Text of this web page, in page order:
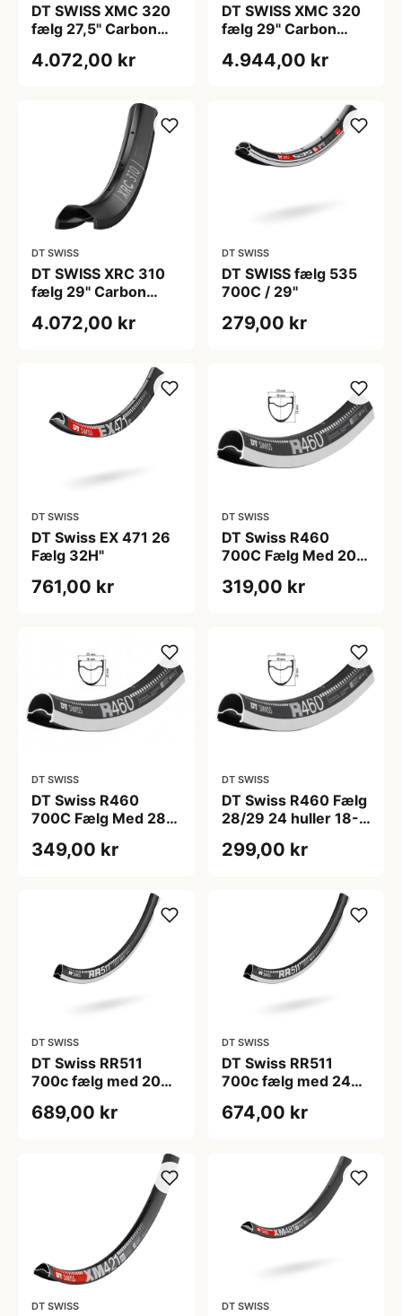
DT SWISS XMC 320
fælg 27,5" Carbon
eger huller
4.072,00 kr
DT SWISS XMC 320
fælg 29" Carbon
eger huller
4.944,00 kr
DT SWISS
DT SWISS XRC 310
fælg 29" Carbon
eger huller
4.072,00 kr
DT SWISS
DT SWISS fælg 535
700C / 29''
279,00 kr
DT SWISS
DT Swiss EX 471 26
Fælg 32H"
761,00 kr
DT SWISS
DT Swiss R460
700C Fælg Med 20
319,00 kr
DT SWISS
DT Swiss R460
700C Fælg Med 28
349,00 kr
DT SWISS
DT Swiss R460 Fælg
28/29 24 huller 18-
299,00 kr
DT SWISS
DT Swiss RR511
700c fælg med 20
689,00 kr
DT SWISS
DT Swiss RR511
700c fælg med 24
674,00 kr
DT SWISS DT SWISS